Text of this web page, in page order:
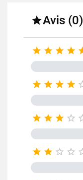
Avis (0)
   
   
   
   